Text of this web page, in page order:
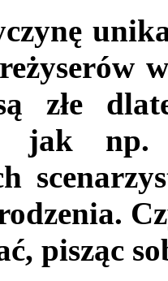
złe
jak
pisząc